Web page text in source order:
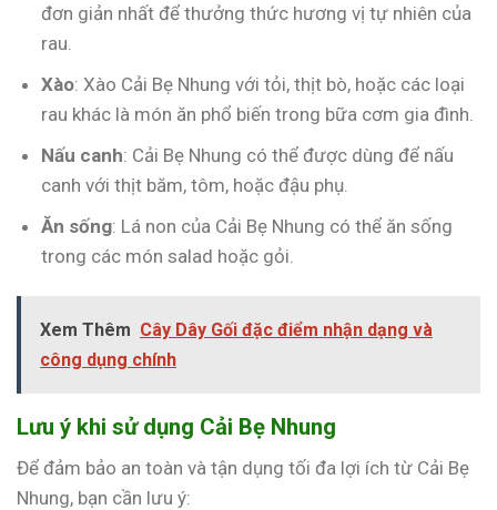
đơn giản nhất để thưởng thức hương vị tự nhiên của
rau.
Xào: Xào Cải Bẹ Nhung với tỏi, thịt bò, hoặc các loại
rau khác là món ăn phổ biến trong bữa cơm gia đình.
Nấu canh: Cải Bẹ Nhung có thể được dùng để nấu
canh với thịt băm, tôm, hoặc đậu phụ.
Ăn sống: Lá non của Cải Bẹ Nhung có thể ăn sống
trong các món salad hoặc gỏi.
Xem Thêm Cây Dây Gối đặc điểm nhận dạng và
công dụng chính
Lưu ý khi sử dụng Cải Bẹ Nhung
Để đảm bảo an toàn và tận dụng tối đa lợi ích từ Cải Bẹ
Nhung, bạn cần lưu ý: